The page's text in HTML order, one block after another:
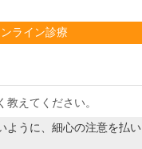
ライン診療
えてください。
ように、細心の注意を払い